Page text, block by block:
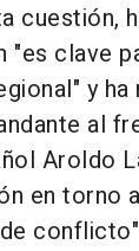
cuestión,
"es clave
y
al
Aroldo
en torno